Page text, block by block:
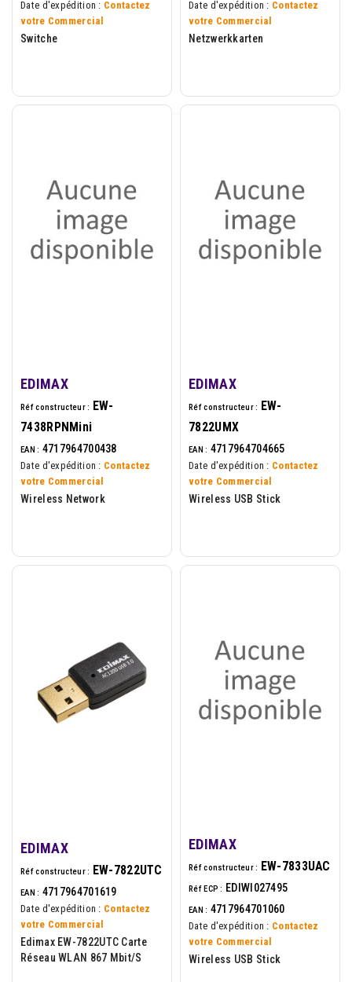
Date d'expédition : Contactez
votre Commercial
Switche
Date d'expédition : Contactez
votre Commercial
Netzwerkkarten
EDIMAX
Réf constructeur :
EW-
7438RPNMini
EAN : 4717964700438
Date d'expédition : Contactez
votre Commercial
Wireless Network
EDIMAX
Réf constructeur :
EW-
7822UMX
EAN : 4717964704665
Date d'expédition : Contactez
votre Commercial
Wireless USB Stick
EDIMAX
Réf constructeur : EW-7822UTC
EAN : 4717964701619
Date d'expédition : Contactez
votre Commercial
Edimax EW-7822UTC Carte
Réseau WLAN 867 Mbit/s
EDIMAX
Réf constructeur : EW-7833UAC
Réf ECP : EDIWI027495
EAN : 4717964701060
Date d'expédition : Contactez
votre Commercial
Wireless USB Stick